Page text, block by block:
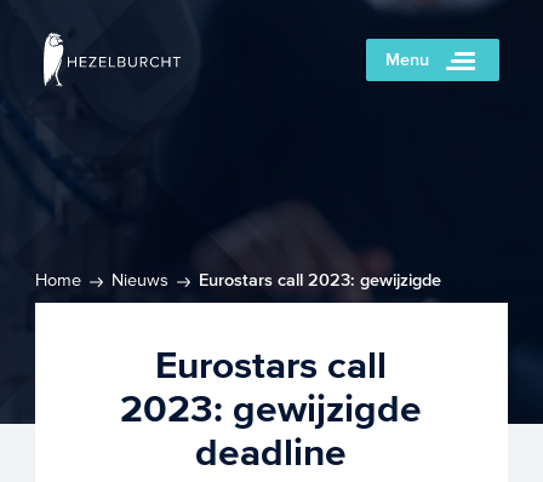
Menu
Home Nieuws
Eurostars call 2023: gewijzigde
Eurostars call
2023: gewijzigde
deadline